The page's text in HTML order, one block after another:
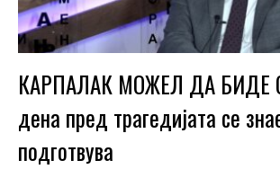
КАРПАЛАК МОЖЕЛ ДА БИДЕ
дена пред трагедијата се
подготвува